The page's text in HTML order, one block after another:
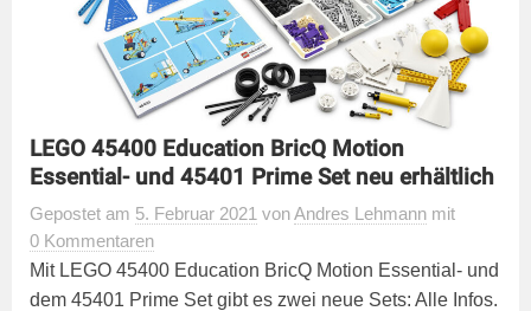
LEGO 45400 Education BricQ Motion
Essential- und 45401 Prime Set neu erhältlich
Gepostet am 5. Februar 2021 vonAndres Lehmann mit
0 Kommentaren
Mit LEGO 45400 Education BricQ Motion Essential- und
dem 45401 Prime Set gibt es zwei neue Sets: Alle Infos.